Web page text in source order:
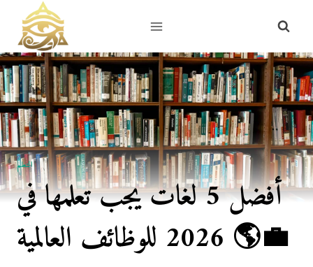
content
التعلم
أفضل 5 لغات يجب تعلمها في
2026 للوظائف العالمية 🌎💼